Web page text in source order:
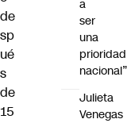
de
sp
ué
s
de
15
a
ser
una
prioridad
nacional”
Julieta
Venegas